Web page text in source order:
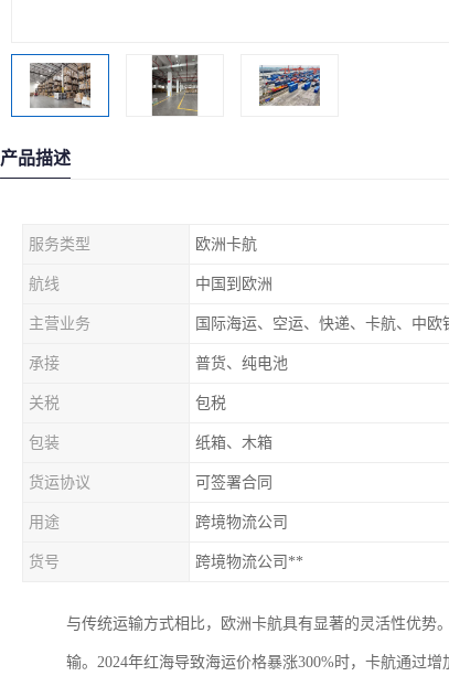
产品描述
服务类型 欧洲卡航
航线 中国到欧洲
主营业务 国际海运、空运、快递、卡航、中欧
承接 普货、纯电池
关税 包税
包装 纸箱、木箱
货运协议 可签署合同
用途 跨境物流公司
货号 跨境物流公司**
与传统运输方式相比，欧洲卡航具有显著的灵活性优势
输。2024年红海导致海运价格暴涨300%时，卡航通过